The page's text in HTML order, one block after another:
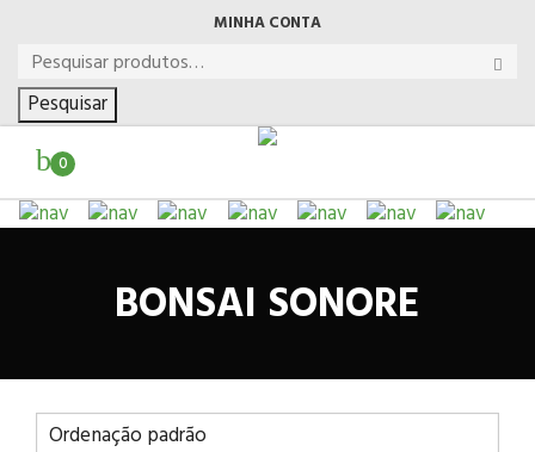
MINHA CONTA
Pesquisar
0
BONSAI SONORE